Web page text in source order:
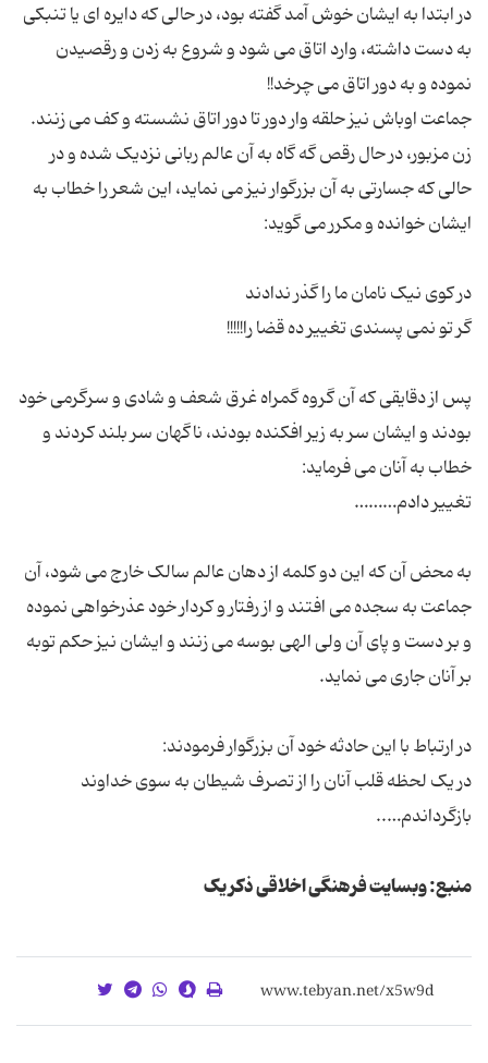
در ابتدا به ایشان خوش آمد گفته بود، در حالی که دایره ای یا تنبکی
به دست داشته، وارد اتاق می شود و شروع به زدن و رقصیدن
نموده و به دور اتاق می چرخد!!
جماعت اوباش نیز حلقه وار دور تا دور اتاق نشسته و کف می زنند.
زن مزبور، در حال رقص گه گاه به آن عالم ربانی نزدیک شده و در
حالی که جسارتی به آن بزرگوار نیز می نماید، این شعر را خطاب به
ایشان خوانده و مکرر می گوید:
در کوی نیک نامان ما را گذر ندادند
گر تو نمی پسندی تغییر ده قضا را!!!!!
پس از دقایقی که آن گروه گمراه غرق شعف و شادی و سرگرمی خود
بودند و ایشان سر به زیر افکنده بودند، ناگهان سر بلند کردند و
خطاب به آنان می فرماید:
تغییر دادم………
به محض آن که این دو کلمه از دهان عالم سالک خارج می شود، آن
جماعت به سجده می افتند و از رفتار و کردار خود عذرخواهی نموده
و بر دست و پای آن ولی الهی بوسه می زنند و ایشان نیز حکم توبه
بر آنان جاری می نماید.
در ارتباط با این حادثه خود آن بزرگوار فرمودند:
در یک لحظه قلب آنان را از تصرف شیطان به سوی خداوند
بازگرداندم…..
منبع: وبسایت فرهنگی اخلاقی ذکر یک